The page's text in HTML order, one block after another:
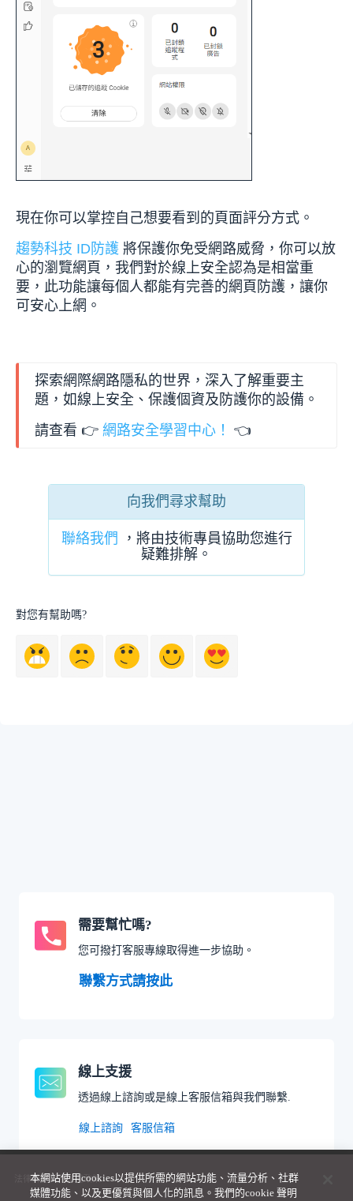
現在你可以掌控自己想要看到的頁面評分方式。
趨勢科技 ID防護 將保護你免受網路威脅，你可以放
心的瀏覽網頁，我們對於線上安全認為是相當重
要，此功能讓每個人都能有完善的網頁防護，讓你
可安心上網。
探索網際網路隱私的世界，深入了解重要主
題，如線上安全、保護個資及防護你的設備。
請查看 👉 網路安全學習中心！ 👈
向我們尋求幫助
聯絡我們 ，將由技術專員協助您進行
疑難排解。
對您有幫助嗎?
需要幫忙嗎?
您可撥打客服專線取得進一步協助。
聯繫方式請按此
線上支援
透過線上諮詢或是線上客服信箱與我們聯繫.
線上諮詢 客服信箱
法律聲明與隱私權政策
本網站使用cookies以提供所需的網站功能、流量分析、社群
媒體功能、以及更優質與個人化的訊息。我們的cookie 聲明